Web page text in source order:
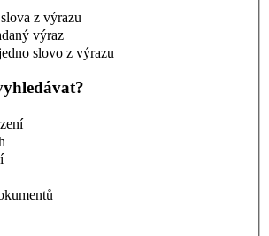
z výrazu
výraz
slovo z výrazu